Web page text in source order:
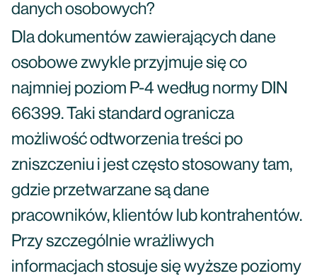
danych osobowych?
Dla dokumentów zawierających dane
osobowe zwykle przyjmuje się co
najmniej poziom P-4 według normy DIN
66399. Taki standard ogranicza
możliwość odtworzenia treści po
zniszczeniu i jest często stosowany tam,
gdzie przetwarzane są dane
pracowników, klientów lub kontrahentów.
Przy szczególnie wrażliwych
informacjach stosuje się wyższe poziomy